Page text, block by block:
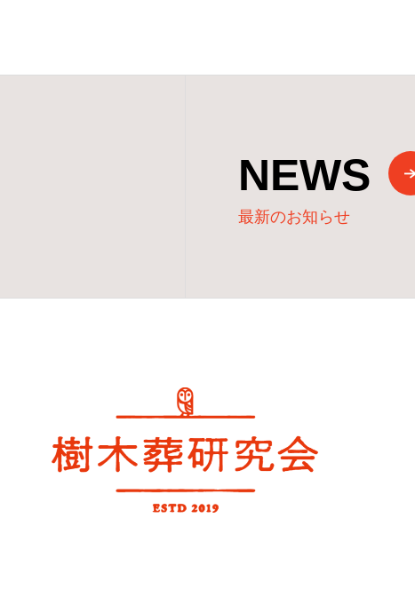
NEWS
最新のお知らせ